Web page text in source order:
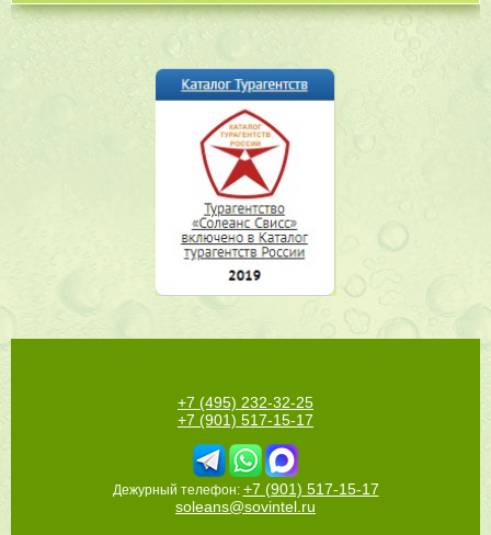
+7 (495) 232-32-25
+7 (901) 517-15-17
Дежурный телефон: +7 (901) 517-15-17
soleans@sovintel.ru